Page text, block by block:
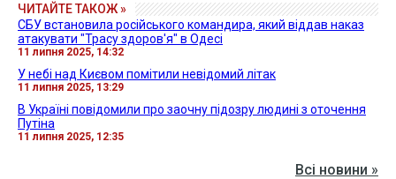
ЧИТАЙТЕ ТАКОЖ »
СБУ встановила російського командира, який віддав наказ
атакувати "Трасу здоров'я" в Одесі
11 липня 2025, 14:32
У небі над Києвом помітили невідомий літак
11 липня 2025, 13:29
В Україні повідомили про заочну підозру людині з оточення
Путіна
11 липня 2025, 12:35
Всі новини »